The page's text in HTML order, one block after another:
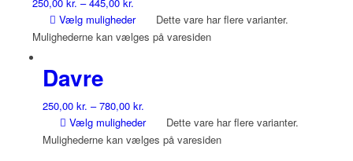
Vælg muligheder
Dette vare har flere varianter.
Mulighederne kan vælges på varesiden
Davre
250,00 kr. –780,00 kr.
Vælg muligheder
Dette vare har flere varianter.
Mulighederne kan vælges på varesiden